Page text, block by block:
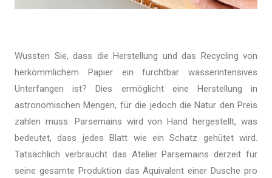
Wussten Sie, dass die Herstellung und das Recycling von
herkömmlichem Papier ein furchtbar wasserintensives
Unterfangen ist? Dies ermöglicht eine Herstellung in
astronomischen Mengen, für die jedoch die Natur den Preis
zahlen muss. Parsemains wird von Hand hergestellt, was
bedeutet, dass jedes Blatt wie ein Schatz gehütet wird.
Tatsächlich verbraucht das Atelier Parsemains derzeit für
seine gesamte Produktion das Äquivalent einer Dusche pro